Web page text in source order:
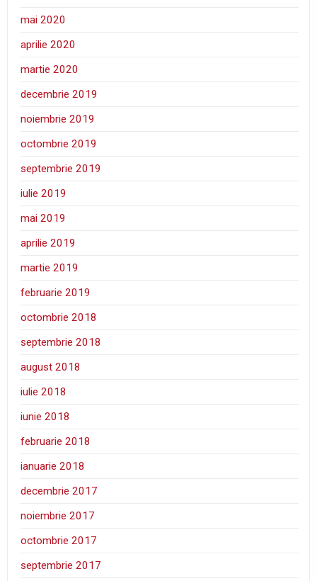
mai 2020
aprilie 2020
martie 2020
decembrie 2019
noiembrie 2019
octombrie 2019
septembrie 2019
iulie 2019
mai 2019
aprilie 2019
martie 2019
februarie 2019
octombrie 2018
septembrie 2018
august 2018
iulie 2018
iunie 2018
februarie 2018
ianuarie 2018
decembrie 2017
noiembrie 2017
octombrie 2017
septembrie 2017